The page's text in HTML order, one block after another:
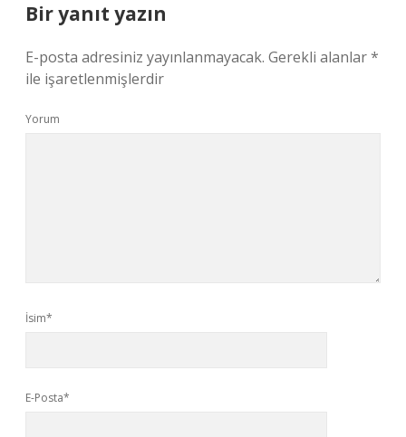
Bir yanıt yazın
E-posta adresiniz yayınlanmayacak. Gerekli alanlar*
ile işaretlenmişlerdir
Yorum
İsim*
E-Posta*